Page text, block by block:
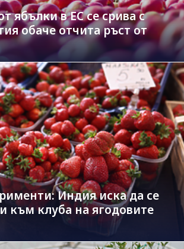
ябълки в ЕС се срива с
обаче отчита ръст от
Индия иска да се
към клубa на ягодовите